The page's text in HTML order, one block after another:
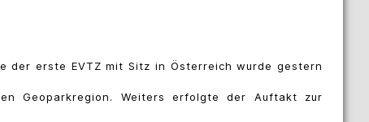
der erste EVTZ mit Sitz in Österreich wurde gestern
Geoparkregion. Weiters erfolgte der Auftakt zur